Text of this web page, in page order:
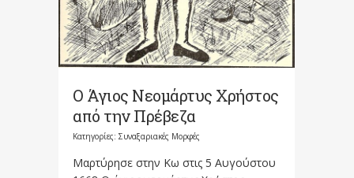
Ο Άγιος Νεομάρτυς Χρήστος
από την Πρέβεζα
Κατηγορίες: Συναξαριακές Μορφές
Μαρτύρησε στην Κω στις 5 Αυγούστου